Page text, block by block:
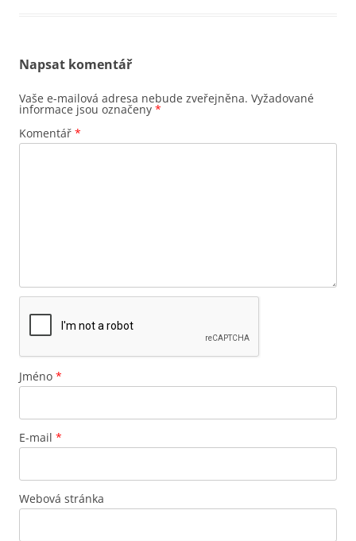
Napsat komentář
Vaše e-mailová adresa nebude zveřejněna. Vyžadované
informace jsou označeny *
Komentář *
Jméno *
E-mail *
Webová stránka